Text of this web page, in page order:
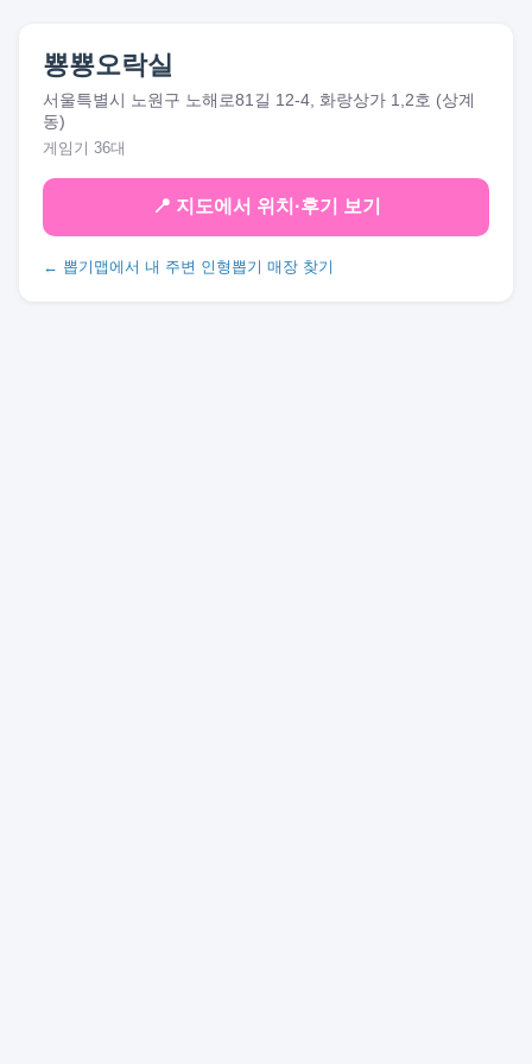
뿅뿅오락실
서울특별시 노원구 노해로81길 12-4, 화랑상가 1,2호 (상계
동)
게임기 36대
📍 지도에서 위치·후기 보기
← 뽑기맵에서 내 주변 인형뽑기 매장 찾기